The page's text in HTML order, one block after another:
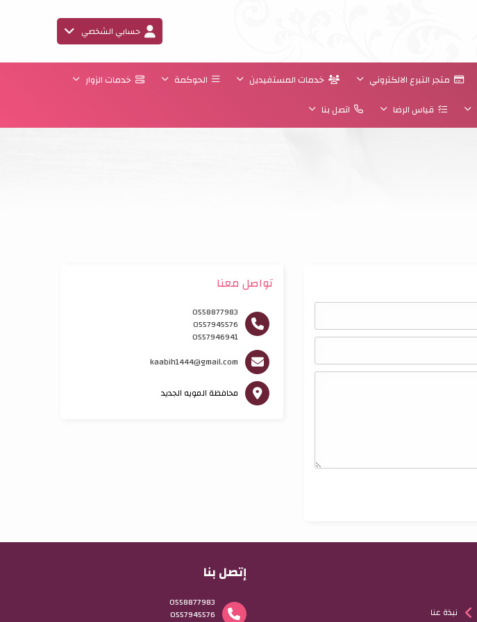
حسابي الشخصي
متجر التبرع الالكتروني خدمات المستفيدين الحوكمة
خدمات الزوار
قياس الرضا اتصل بنا
تواصل معنا
0558877983
0557945576
0557946941
kaabih1444@gmail.com
محافظة المويه الجديد
نبذة عنا
إتصل بنا
0558877983
0557945576